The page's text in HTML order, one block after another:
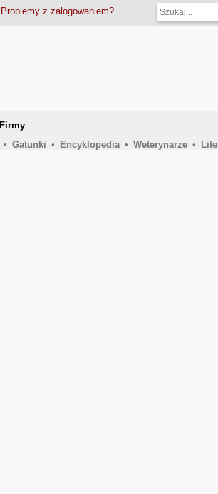
Problemy z zalogowaniem?
Firmy
• Gatunki • Encyklopedia • Weterynarze •